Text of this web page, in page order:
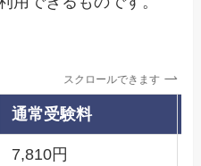
スクロールできます
通常受験料
7,810円